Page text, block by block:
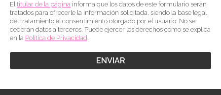
Eltitular de la página informa que los datos de este formulario serán
tratados para ofrecerle la información solicitada, siendo la base legal
del tratamiento el consentimiento otorgado por el usuario. No se
cederán datos a terceros. Puede ejercer los derechos como se explica
en la Política de Privacidad.